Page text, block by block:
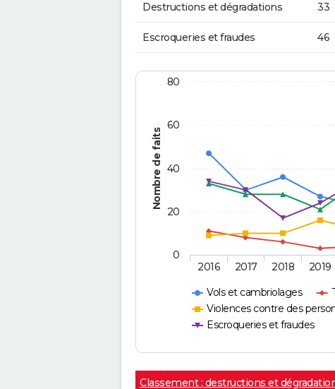
Destructions et dégradations 33
Escroqueries et fraudes 46
Nombre de faits
Vols et cambriolages
Violences contre des
Escroqueries et fraudes
2016 2017 2018 2019
0
20
40
60
80
Classement : destructions et